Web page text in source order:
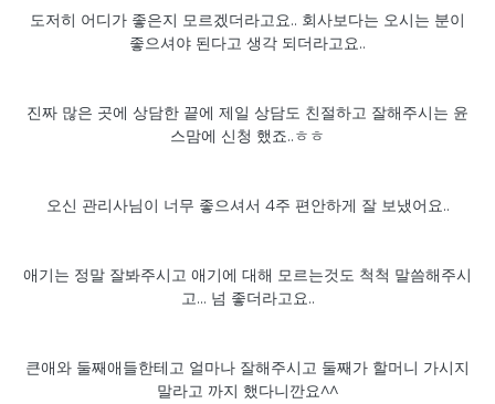
도저히 어디가 좋은지 모르겠더라고요.. 회사보다는 오시는 분이
좋으셔야 된다고 생각 되더라고요..
진짜 많은 곳에 상담한 끝에 제일 상담도 친절하고 잘해주시는 윤
스맘에 신청 했죠..ㅎㅎ
오신 관리사님이 너무 좋으셔서 4주 편안하게 잘 보냈어요..
애기는 정말 잘봐주시고 애기에 대해 모르는것도 척척 말씀해주시
고... 넘 좋더라고요..
큰애와 둘째애들한테고 얼마나 잘해주시고 둘째가 할머니 가시지
말라고 까지 했다니깐요^^